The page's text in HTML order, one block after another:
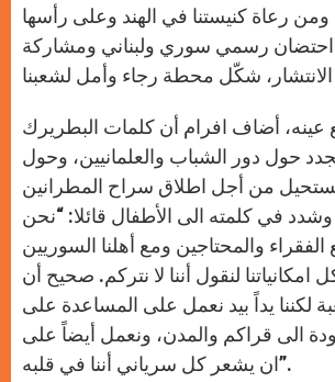
رعاة كنيستنا في الهند وعلى رأسها
احتضان رسمي سوري ولبناني ومشاركة
عينه، أضاف افرام أن كلمات البطريرك
حول دور الشباب والعلمانيين، وحول
من أجل اطلاق سراح المطرانين
في كلمته الى الأطفال قائلا: “نحن
والمحتاجين ومع أهلنا السوريين
لنقول أننا لا نتركم. صحيح أن
لكننا يداً بيد نعمل على المساعدة على
الى قراكم والمدن، ونعمل أيضاً على
ان يشعر كل سرياني أننا في قلبه”.